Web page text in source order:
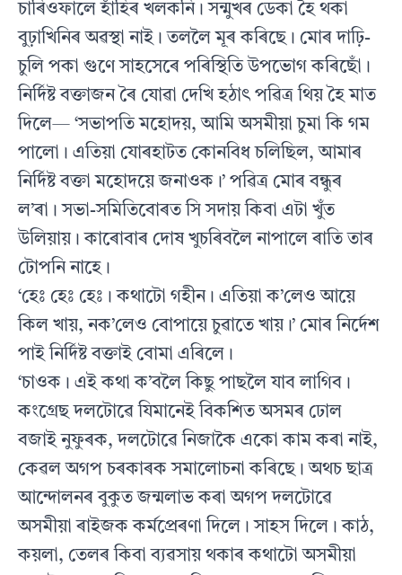
চাৰিওফালে হাঁহিৰ খলকনি। সন্মুখৰ ডেকা হৈ থকা
বুঢ়াখিনিৰ অৱস্থা নাই। তললৈ মূৰ কৰিছে। মোৰ দাঢ়ি-
চুলি পকা গুণে সাহসেৰে পৰিস্থিতি উপভোগ কৰিছোঁ।
নির্দিষ্ট বক্তাজন ৰৈ যোৱা দেখি হঠাৎ পৱিত্ৰ থিয় হৈ মাত
দিলে— ‘সভাপতি মহোদয়, আমি অসমীয়া চুমা কি গম
পালো। এতিয়া যোৰহাটত কোনবিধ চলিছিল, আমাৰ
নিৰ্দিষ্ট বক্তা মহোদয়ে জনাওক।’ পৱিত্ৰ মোৰ বন্ধুৰ
ল’ৰা। সভা-সমিতিবোৰত সি সদায় কিবা এটা খুঁত
উলিয়ায়। কাৰোবাৰ দোষ খুচৰিবলৈ নাপালে ৰাতি তাৰ
টোপনি নাহে।
‘হেঃ হেঃ হেঃ। কথাটো গহীন। এতিয়া ক’লেও আয়ে
কিল খায়, নক’লেও বোপায়ে চুৱাতে খায়।’ মোৰ নিৰ্দেশ
পাই নির্দিষ্ট বক্তাই বোমা এৰিলে।
‘চাওক। এই কথা ক’বলৈ কিছু পাছলৈ যাব লাগিব।
কংগ্ৰেছ দলটোৱে যিমানেই বিকশিত অসমৰ ঢোল
বজাই নুফুৰক, দলটোৱে নিজাকৈ একো কাম কৰা নাই,
কেৱল অগপ চৰকাৰক সমালোচনা কৰিছে। অথচ ছাত্র
আন্দোলনৰ বুকুত জন্মলাভ কৰা অগপ দলটোৱে
অসমীয়া ৰাইজক কৰ্মপ্ৰেৰণা দিলে। সাহস দিলে। কাঠ,
কয়লা, তেলৰ কিবা ব্যৱসায় থকাৰ কথাটো অসমীয়া